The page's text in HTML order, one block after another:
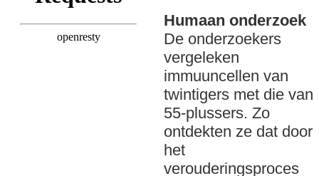
Humaan onderzoek
De onderzoekers
vergeleken
immuuncellen van
twintigers met die van
55-plussers. Zo
ontdekten ze dat door
het
verouderingsproces